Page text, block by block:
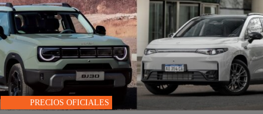
PRECIOS OFICIALES